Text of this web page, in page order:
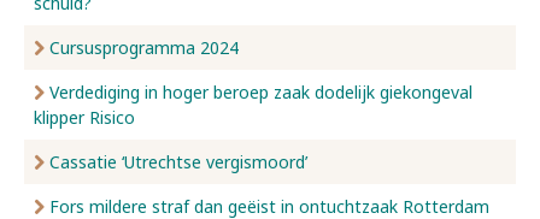
Cursusprogramma 2024
Verdediging in hoger beroep zaak dodelijk giekongeval
klipper Risico
Cassatie ‘Utrechtse vergismoord’
Fors mildere straf dan geëist in ontuchtzaak Rotterdam